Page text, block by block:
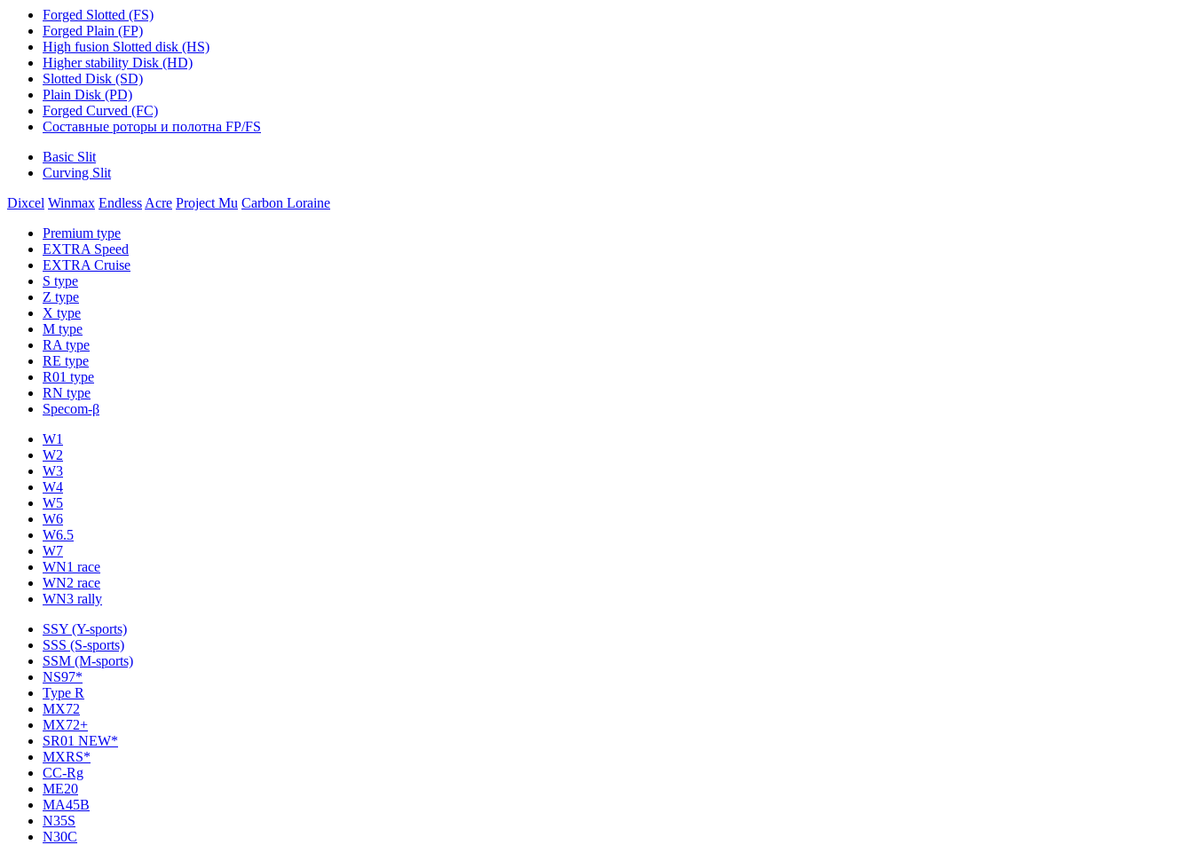
Forged Slotted (FS)
Forged Plain (FP)
High fusion Slotted disk (HS)
Higher stability Disk (HD)
Slotted Disk (SD)
Plain Disk (PD)
Forged Curved (FC)
Составные роторы и полотна FP/FS
Basic Slit
Curving Slit
Dixcel Winmax Endless Acre Project Mu Carbon Loraine
Premium type
EXTRA Speed
EXTRA Cruise
S type
Z type
X type
M type
RA type
RE type
R01 type
RN type
Specom-β
W1
W2
W3
W4
W5
W6
W6.5
W7
WN1 race
WN2 race
WN3 rally
SSY (Y-sports)
SSS (S-sports)
SSM (M-sports)
NS97*
Type R
MX72
MX72+
SR01 NEW*
MXRS*
CC-Rg
ME20
MA45B
N35S
N30C